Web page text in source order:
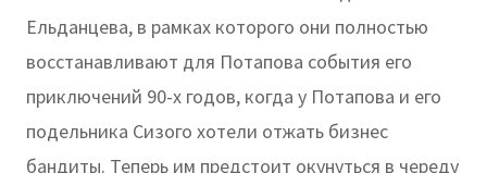
Ельданцева, в рамках которого они полностью
восстанавливают для Потапова события его
приключений 90-х годов, когда у Потапова и его
подельника Сизого хотели отжать бизнес
бандиты. Теперь им предстоит окунуться в череду